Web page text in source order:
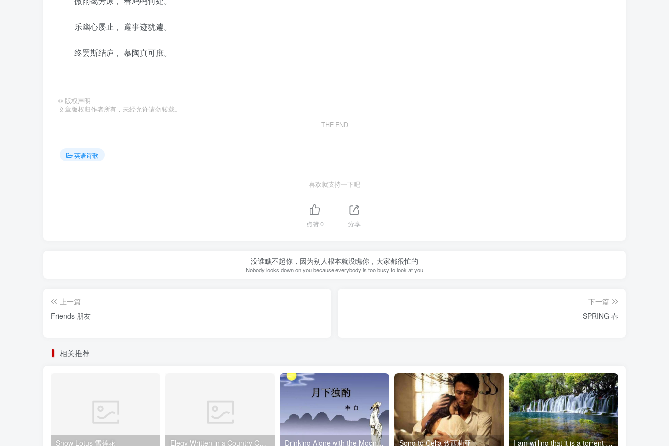
乐幽心屡止， 遵事迹犹遽。
终罢斯结庐， 慕陶真可庶。
© 版权声明
文章版权归作者所有，未经允许请勿转载。
THE END
英语诗歌
喜欢就支持一下吧
点赞0 分享
没谁瞧不起你，因为别人根本就没瞧你，大家都很忙的
Nobody looks down on you because everybody is too busy to look at you
上一篇
Friends 朋友
下一篇
SPRING 春
相关推荐
Snow Lotus 雪莲花 Elegy Written in a Country Churchyard 乡村墓园挽歌 Drinking Alone with the Moon 月下独酌 Song to Celia 致西莉亚 I am willing that it is a torrent 我愿意是急流